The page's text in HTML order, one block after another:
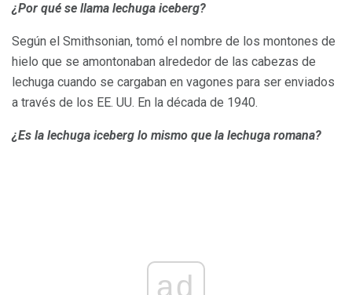
¿Por qué se llama lechuga iceberg?
Según el Smithsonian, tomó el nombre de los montones de
hielo que se amontonaban alrededor de las cabezas de
lechuga cuando se cargaban en vagones para ser enviados
a través de los EE. UU. En la década de 1940.
¿Es la lechuga iceberg lo mismo que la lechuga romana?
ad